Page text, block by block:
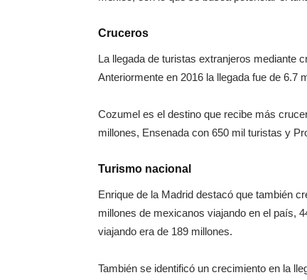
Cruceros
La llegada de turistas extranjeros mediante
Anteriormente en 2016 la llegada fue de 6.7
Cozumel es el destino que recibe más
millones, Ensenada con 650 mil turistas y
Turismo nacional
Enrique de la Madrid destacó que también
millones de mexicanos viajando en el país,
viajando era de 189 millones.
También se identificó un crecimiento en la